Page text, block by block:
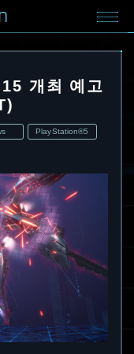
개최 예고
PlayStation®5